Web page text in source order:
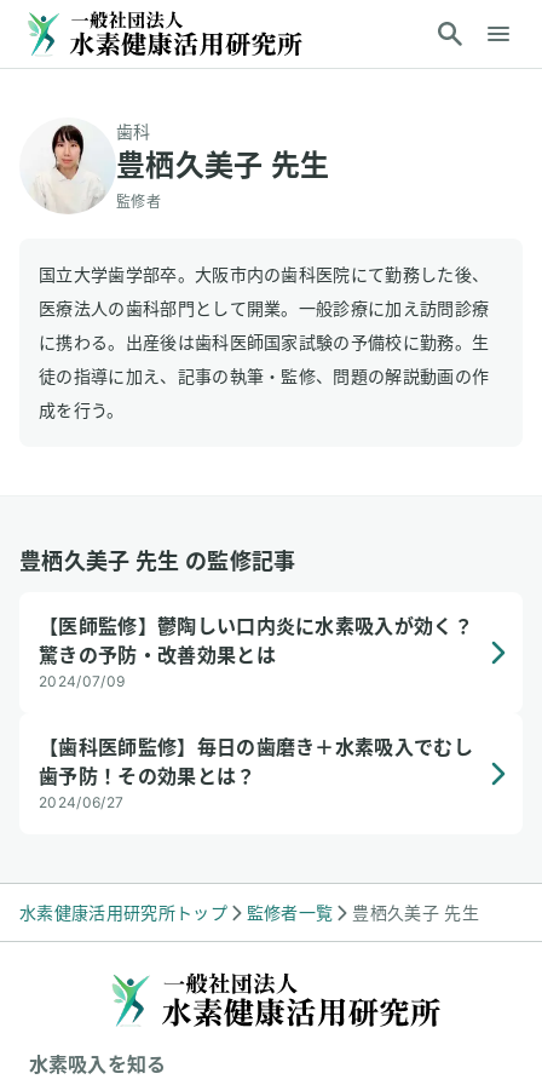
歯科
豊栖久美子 先生
監修者
国立大学歯学部卒。大阪市内の歯科医院にて勤務した後、
医療法人の歯科部門として開業。一般診療に加え訪問診療
に携わる。出産後は歯科医師国家試験の予備校に勤務。生
徒の指導に加え、記事の執筆・監修、問題の解説動画の作
成を行う。
豊栖久美子 先生 の監修記事
【医師監修】鬱陶しい口内炎に水素吸入が効く？
驚きの予防・改善効果とは
2024/07/09
【歯科医師監修】毎日の歯磨き＋水素吸入でむし
歯予防！その効果とは？
2024/06/27
水素健康活用研究所トップ 監修者一覧 豊栖久美子 先生
水素吸入を知る